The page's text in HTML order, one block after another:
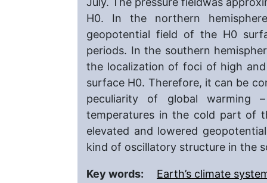
H0. In the northern
geopotential field of the H0
periods. In the southern
the localization of foci of high
surface H0. Therefore, it can be
peculiarity of global warming
temperatures in the cold part of
elevated and lowered
kind of oscillatory structure in the
Key words:
Earth’s climate